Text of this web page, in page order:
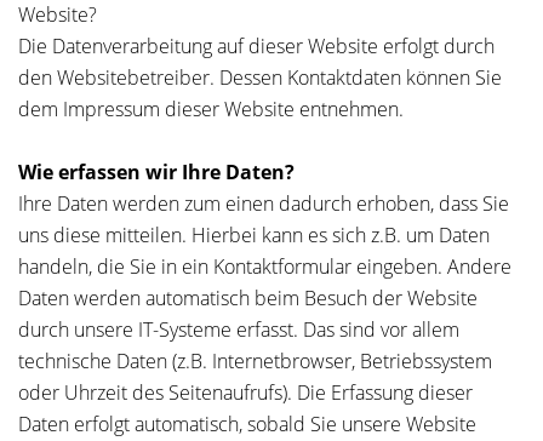
Website?
Die Datenverarbeitung auf dieser Website erfolgt durch
den Websitebetreiber. Dessen Kontaktdaten können Sie
dem Impressum dieser Website entnehmen.
Wie erfassen wir Ihre Daten?
Ihre Daten werden zum einen dadurch erhoben, dass Sie
uns diese mitteilen. Hierbei kann es sich z.B. um Daten
handeln, die Sie in ein Kontaktformular eingeben. Andere
Daten werden automatisch beim Besuch der Website
durch unsere IT-Systeme erfasst. Das sind vor allem
technische Daten (z.B. Internetbrowser, Betriebssystem
oder Uhrzeit des Seitenaufrufs). Die Erfassung dieser
Daten erfolgt automatisch, sobald Sie unsere Website